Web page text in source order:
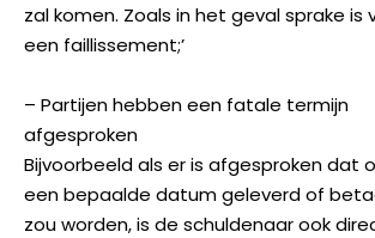
zal komen. Zoals in het geval sprake is
een faillissement;’
– Partijen hebben een fatale termijn
afgesproken
Bijvoorbeeld als er is afgesproken dat
een bepaalde datum geleverd of
zou worden, is de schuldenaar ook